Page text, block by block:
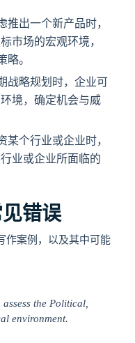
推出一个新产品时，
市场的宏观环境，
略。
战略规划时，企业可
境，确定机会与威
某个行业或企业时，
业或企业所面临的
错误
作案例，以及其中可能
assess the Political,
environment.